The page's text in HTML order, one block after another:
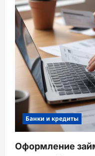
Банки и кредиты
Оформление